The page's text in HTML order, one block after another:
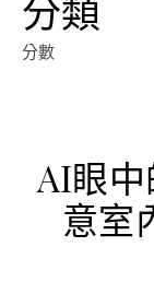
分類
分數
AI眼
意室